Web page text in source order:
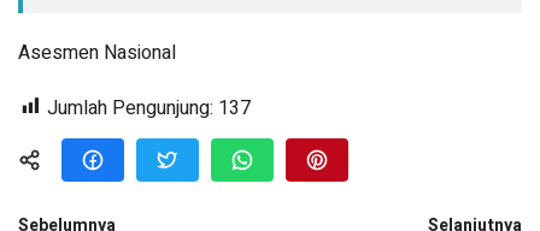
Asesmen Nasional
Jumlah Pengunjung: 137
Sebelumnya Selanjutnya